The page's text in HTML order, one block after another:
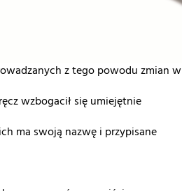
z tego powodu zmian w
wzbogacił się umiejętnie
ma swoją nazwę i przypisane